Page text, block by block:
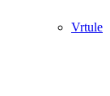
Vrtule